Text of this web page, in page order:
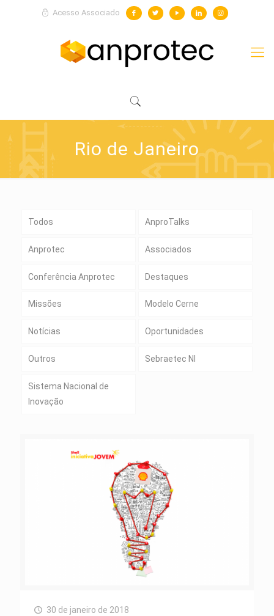
Acesso Associado
Rio de Janeiro
Todos AnproTalks
Anprotec Associados
Conferência Anprotec Destaques
Missões Modelo Cerne
Notícias Oportunidades
Outros Sebraetec NI
Sistema Nacional de
Inovação
30 de janeiro de 2018